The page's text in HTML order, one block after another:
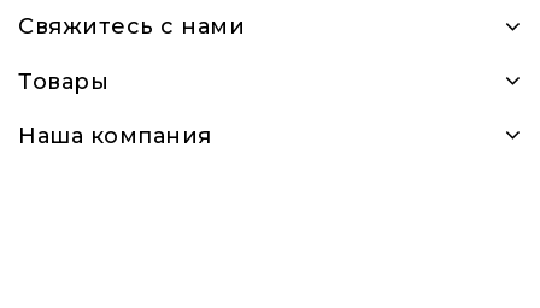
Свяжитесь с нами
Товары
Наша компания